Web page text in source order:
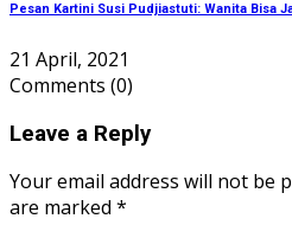
Pesan Kartini Susi Pudjiastuti: Wanita Bisa
21 April, 2021
Comments (0)
Leave a Reply
Your email address will not be
are marked *